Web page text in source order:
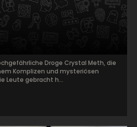
Droge Crystal Meth, die
Komplizen und mysteriösen
Leute gebracht h...